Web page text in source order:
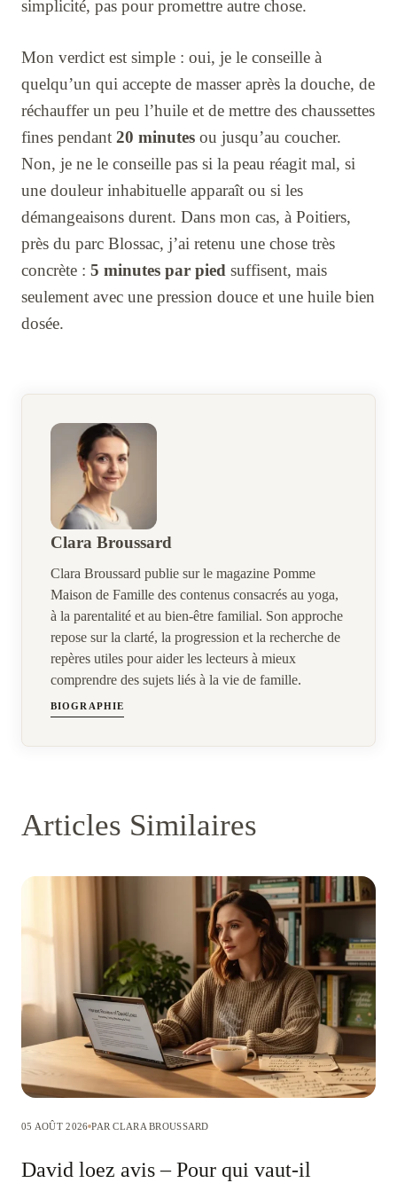
simplicité, pas pour promettre autre chose.
Mon verdict est simple : oui, je le conseille à
quelqu’un qui accepte de masser après la douche, de
réchauffer un peu l’huile et de mettre des chaussettes
fines pendant 20 minutes ou jusqu’au coucher.
Non, je ne le conseille pas si la peau réagit mal, si
une douleur inhabituelle apparaît ou si les
démangeaisons durent. Dans mon cas, à Poitiers,
près du parc Blossac, j’ai retenu une chose très
concrète : 5 minutes par pied suffisent, mais
seulement avec une pression douce et une huile bien
dosée.
Clara Broussard
Clara Broussard publie sur le magazine Pomme
Maison de Famille des contenus consacrés au yoga,
à la parentalité et au bien-être familial. Son approche
repose sur la clarté, la progression et la recherche de
repères utiles pour aider les lecteurs à mieux
comprendre des sujets liés à la vie de famille.
BIOGRAPHIE
Articles Similaires
05 AOÛT 2026 PAR CLARA BROUSSARD
David loez avis – Pour qui vaut-il